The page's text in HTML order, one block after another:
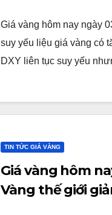
Giá vàng hôm nay ngày
suy yếu liệu giá vàng có
DXY liên tục suy yếu
TIN TỨC GIÁ VÀNG
Giá vàng hôm
Vàng thế giới